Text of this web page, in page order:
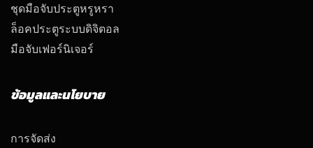
ชุดมือจับประตูหรูหรา
ล็อคประตูระบบดิจิตอล
มือจับเฟอร์นิเจอร์
ข้อมูลและนโยบาย
การจัดส่ง